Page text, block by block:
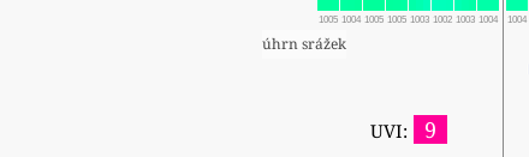
1005 1004 1005 1005 1003 1002 1003 1004 1004
úhrn srážek
UVI: 9